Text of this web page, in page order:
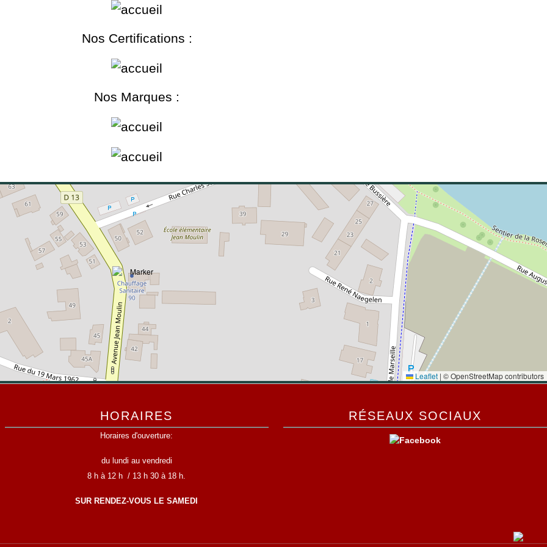
Nos Certifications :
Nos Marques :
Leaflet | © OpenStreetMap contributors
HORAIRES
Horaires d'ouverture:
du lundi au vendredi
8 h à 12 h / 13 h 30 à 18 h.
SUR RENDEZ-VOUS LE SAMEDI
RÉSEAUX SOCIAUX